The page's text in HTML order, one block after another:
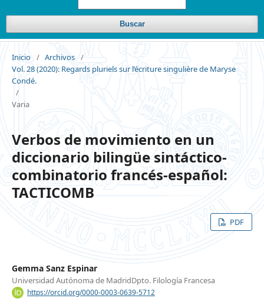
Buscar
Inicio / Archivos /
Vol. 28 (2020): Regards pluriels sur l’écriture singulière de Maryse
Condé.
/
Varia
Verbos de movimiento en un
diccionario bilingüe sintáctico-
combinatorio francés-español:
TACTICOMB
PDF
Gemma Sanz Espinar
Universidad Autónoma de MadridDpto. Filología Francesa
https://orcid.org/0000-0003-0639-5712